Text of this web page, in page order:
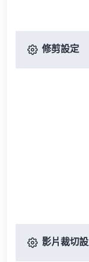
修剪設定
影片裁切